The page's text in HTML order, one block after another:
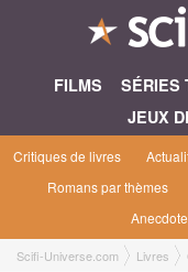
FILMS SÉRIES
JEUX
Critiques de livres
Romans par thèmes
Scifi-Universe.com Livres